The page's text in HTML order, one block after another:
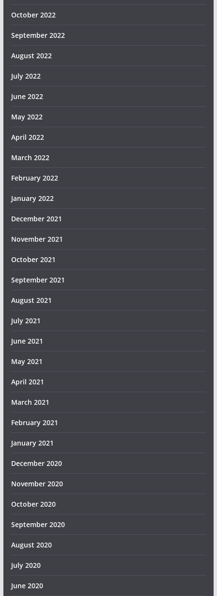
October 2022
September 2022
August 2022
July 2022
June 2022
May 2022
April 2022
March 2022
February 2022
January 2022
December 2021
November 2021
October 2021
September 2021
August 2021
July 2021
June 2021
May 2021
April 2021
March 2021
February 2021
January 2021
December 2020
November 2020
October 2020
September 2020
August 2020
July 2020
June 2020